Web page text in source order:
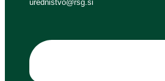
urednistvo@rsg.si